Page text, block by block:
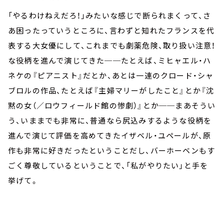
「やるわけねえだろ！」みたいな感じで断られまくって、さ
あ困ったっていうところに、言わずと知れたフランスを代
表する大女優にして、これまでも劇薬危険、取り扱い注意！
な役柄を進んで演じてきた──たとえば、ミヒャエル・ハ
ネケの『ピアニスト』だとか、あとは一連のクロード・シャ
ブロルの作品、たとえば『主婦マリーがしたこと』とか『沈
黙の女（／ロウフィールド館の惨劇）』とか──まあそうい
う、いままでも非常に、普通なら尻込みするような役柄を
進んで演じて評価を高めてきたイザベル・ユペールが、原
作も非常に好きだったということだし、バーホーベンもす
ごく尊敬しているということで、「私がやりたい」と手を
挙げて。